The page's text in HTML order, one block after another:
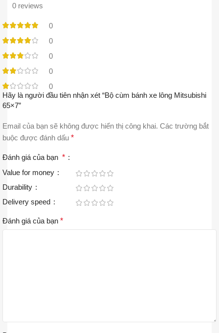
0 reviews
0
0
0
0
0
Hãy là người đầu tiên nhận xét “Bộ cùm bánh xe lông Mitsubishi
65×7”
Email của bạn sẽ không được hiển thị công khai. Các trường bắt
buộc được đánh dấu *
Đánh giá của bạn *
Value for money
Durability
Delivery speed
Đánh giá của bạn *